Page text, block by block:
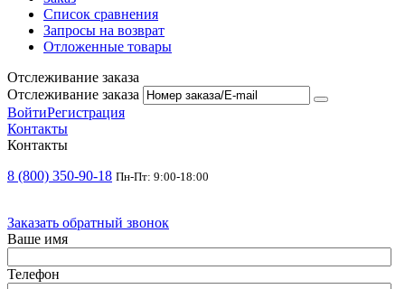
Список сравнения
Запросы на возврат
Отложенные товары
Отслеживание заказа
Отслеживание заказа
ВойтиРегистрация
Контакты
Контакты
8 (800) 350-90-18 Пн-Пт: 9:00-18:00
Заказать обратный звонок
Ваше имя
Телефон